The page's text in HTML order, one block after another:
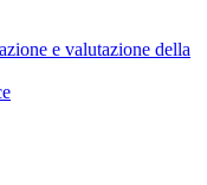
e valutazione della